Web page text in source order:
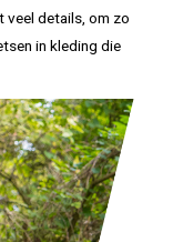
veel details, om zo
in kleding die